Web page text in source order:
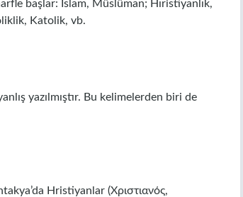
başlar: İslam, Müslüman; Hıristiyanlık,
Katolik, vb.
yazılmıştır. Bu kelimelerden biri de
Hristiyanlar (Χριστιανός,